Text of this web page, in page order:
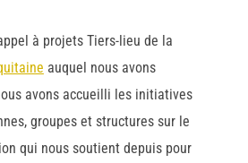
à projets Tiers-lieu de la
auquel nous avons
avons accueilli les initiatives
groupes et structures sur le
qui nous soutient depuis pour